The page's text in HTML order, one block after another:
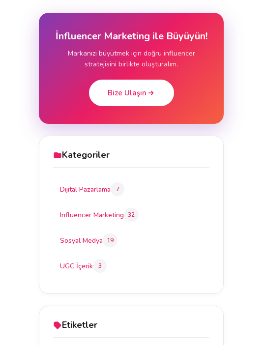
İnfluencer Marketing ile Büyüyün!
Markanızı büyütmek için doğru influencer
stratejisini birlikte oluşturalım.
Bize Ulaşın
Kategoriler
Dijital Pazarlama 7
Influencer Marketing 32
Sosyal Medya 19
UGC İçerik 3
Etiketler